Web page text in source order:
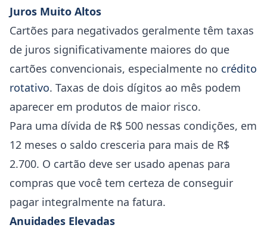
Juros Muito Altos
Cartões para negativados geralmente têm taxas
de juros significativamente maiores do que
cartões convencionais, especialmente no crédito
rotativo. Taxas de dois dígitos ao mês podem
aparecer em produtos de maior risco.
Para uma dívida de R$ 500 nessas condições, em
12 meses o saldo cresceria para mais de R$
2.700. O cartão deve ser usado apenas para
compras que você tem certeza de conseguir
pagar integralmente na fatura.
Anuidades Elevadas